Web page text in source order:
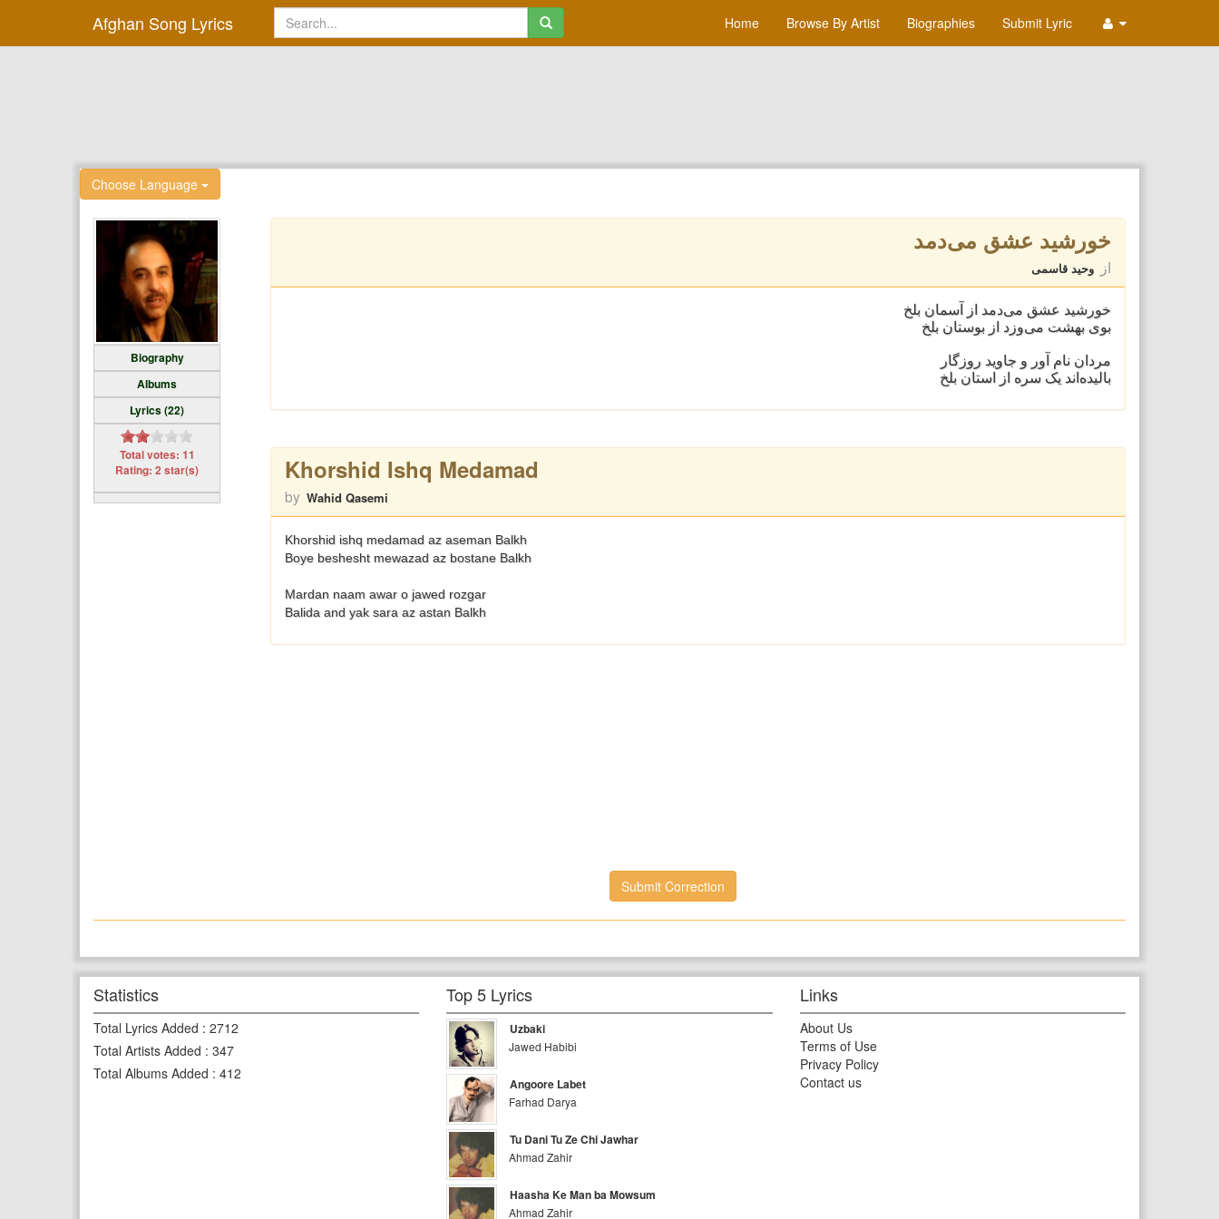
Afghan Song Lyrics Home Browse By Artist Biographies Submit Lyric
Choose Language
Biography
Albums
Lyrics (22)
Total votes: 11
Rating: 2 star(s)
خورشید عشق می‌دمد
از وحید قاسمی
خورشید عشق می‌دمد از آسمان بلخ
بوی بهشت می‌وزد از بوستان بلخ
مردان نام آور و جاوید روزگار
بالیده‌اند یک سره از استان بلخ
Khorshid Ishq Medamad
by Wahid Qasemi
Khorshid ishq medamad az aseman Balkh
Boye beshesht mewazad az bostane Balkh
Mardan naam awar o jawed rozgar
Balida and yak sara az astan Balkh
Submit Correction
Statistics
Total Lyrics Added : 2712
Total Artists Added : 347
Total Albums Added : 412
Top 5 Lyrics
Uzbaki
Jawed Habibi
Angoore Labet
Farhad Darya
Tu Dani Tu Ze Chi Jawhar
Ahmad Zahir
Haasha Ke Man ba Mowsum
Ahmad Zahir
Links
About Us
Terms of Use
Privacy Policy
Contact us